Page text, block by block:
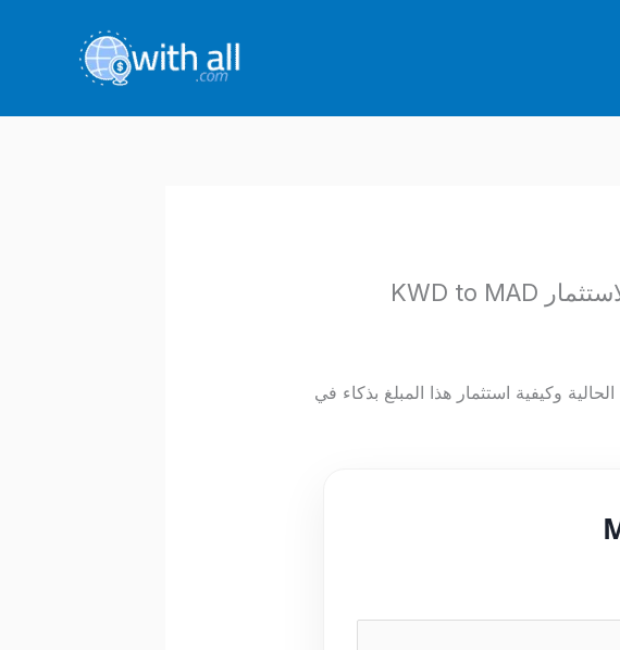
الحالية وكيفية استثمار هذا المبلغ بذكاء في